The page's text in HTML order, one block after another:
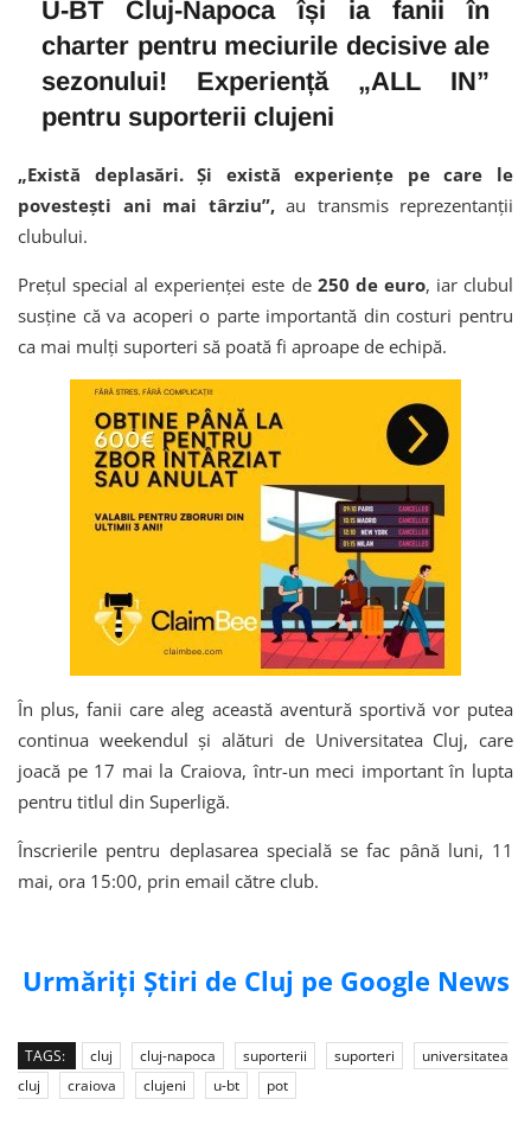
U-BT Cluj-Napoca își ia fanii în
charter pentru meciurile decisive ale
sezonului! Experiență „ALL IN”
pentru suporterii clujeni
„Există deplasări. Și există experiențe pe care le
povestești ani mai târziu”,au transmis reprezentanții
clubului.
Prețul special al experienței este de 250 de euro, iar clubul
susține că va acoperi o parte importantă din costuri pentru
ca mai mulți suporteri să poată fi aproape de echipă.
În plus, fanii care aleg această aventură sportivă vor putea
continua weekendul și alături de Universitatea Cluj, care
joacă pe 17 mai la Craiova, într-un meci important în lupta
pentru titlul din Superligă.
Înscrierile pentru deplasarea specială se fac până luni, 11
mai, ora 15:00, prin email către club.
Urmăriți Știri de Cluj pe Google News
TAGS: cluj cluj-napoca suporterii suporteri
universitatea
cluj
craiova clujeni u-bt pot